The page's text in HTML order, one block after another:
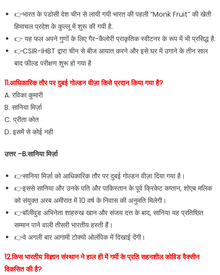
👉भारत के पडोसी देश चीन से लायी गयी भारत की पहली “Monk Fruit” की खेती
हिमाचल प्रदेश के कुल्लू में शुरू की गयी है.
👉 यह फल अपने गुणों के लिए गैर-कैलोरी प्राकृतिक स्वीटनर के रूप में भी प्रसिद्ध है.
👉CSIR-IHBT द्वारा चीन से बीज आयात करने और इसे घर में उगाने के तीन साल
बाद फील्ड परीक्षण शुरू हो गया है
11.आधिकारिक तौर पर दुबई गोल्डन वीज़ा किसे प्रदान किया गया है?
A. रविका कुमारी
B. सानिया मिर्ज़ा
C. प्रीता कोत
D. इसमें से कोई नही
उत्तर –B.सानिया मिर्ज़ा
👉सानिया मिर्ज़ा को आधिकारिक तौर पर दुबई गोल्डन वीज़ा दिया गया है।
👉इससे सानिया और उनके पति और पाकिस्तान के पूर्व क्रिकेट कप्तान, शोएब मलिक
को संयुक्त अरब अमीरात में 10 वर्ष के निवास की अनुमति मिलेगी।
👉बॉलीवुड अभिनेता शाहरुख खान और संजय दत्त के बाद, सानिया यह प्रतिष्ठित
सम्मान पाने वाली तीसरी भारतीय हस्ती हैं।
👉वे अगली बार आगामी टोक्यो ओलंपिक में दिखाई देंगी।
12.किस भारतीय विज्ञान संस्थान ने हाल ही में गर्मी के प्रति सहनशील कोविड वैक्सीन
विकसित की है?